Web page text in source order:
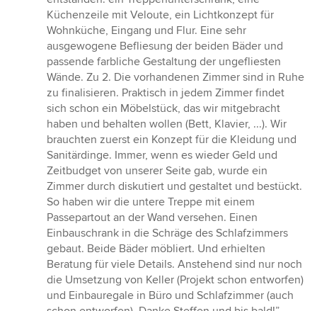
Küchenzeile mit Veloute, ein Lichtkonzept für
Wohnküche, Eingang und Flur. Eine sehr
ausgewogene Befliesung der beiden Bäder und
passende farbliche Gestaltung der ungefliesten
Wände. Zu 2. Die vorhandenen Zimmer sind in Ruhe
zu finalisieren. Praktisch in jedem Zimmer findet
sich schon ein Möbelstück, das wir mitgebracht
haben und behalten wollen (Bett, Klavier, ...). Wir
brauchten zuerst ein Konzept für die Kleidung und
Sanitärdinge. Immer, wenn es wieder Geld und
Zeitbudget von unserer Seite gab, wurde ein
Zimmer durch diskutiert und gestaltet und bestückt.
So haben wir die untere Treppe mit einem
Passepartout an der Wand versehen. Einen
Einbauschrank in die Schräge des Schlafzimmers
gebaut. Beide Bäder möbliert. Und erhielten
Beratung für viele Details. Anstehend sind nur noch
die Umsetzung von Keller (Projekt schon entworfen)
und Einbauregale in Büro und Schlafzimmer (auch